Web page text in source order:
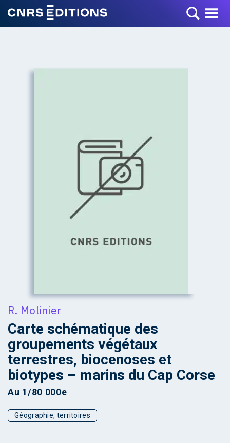
Toggle Menu
R. Molinier
Carte schématique des
groupements végétaux
terrestres, biocenoses et
biotypes – marins du Cap Corse
Au 1/80 000e
Géographie, territoires